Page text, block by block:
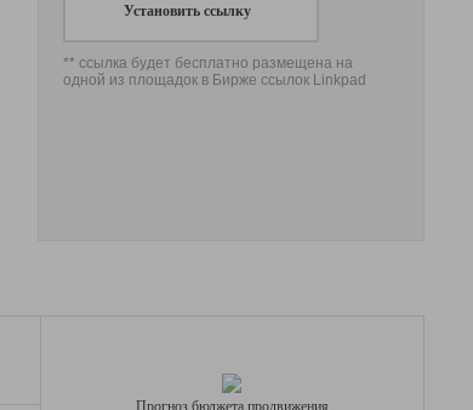
Установить ссылку
** ссылка будет бесплатно размещена на
одной из площадок в Бирже ссылок Linkpad